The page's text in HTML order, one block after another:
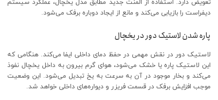
تعویض دارد. استفاده از المنت جدید مطابق مدل یخچال، عملکرد سیستم
دیفراست را بازیابی می‌کند و مانع از ایجاد دوباره برفک می‌شود.
پاره شدن لاستیک دور در یخچال
لاستیک دور در نقش مهمی در حفظ دمای داخلی ایفا می‌کند. هنگامی که
این لاستیک پاره یا خشک می‌شود، هوای گرم بیرون به داخل یخچال نفوذ
می‌کند و بخار موجود در آن به سرعت به یخ تبدیل می‌شود. این وضعیت
موجب افزایش برفک در قسمت فریزر و دیواره‌های داخلی خواهد شد.